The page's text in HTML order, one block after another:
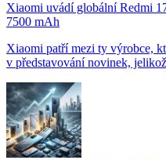
Xiaomi uvádí globální Redmi
7500 mAh
Xiaomi patří mezi ty výrobce,
v představování novinek,